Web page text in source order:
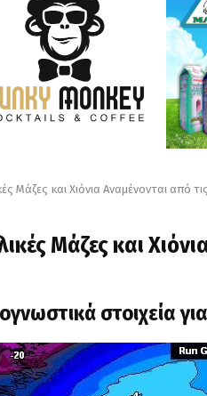
Μάζες και Χιόνια Αναμένονται από
Μάζες και
στοιχεία